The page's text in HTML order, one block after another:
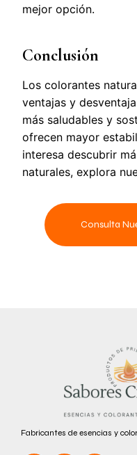
mejor opción.
Conclusión
Los colorantes
ventajas y
más saludables y
ofrecen mayor
interesa descubrir
naturales, explora
Consulta
Fabricantes de esencias y